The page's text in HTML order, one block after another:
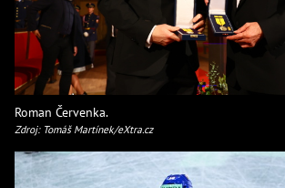
Roman Červenka.
Zdroj: Tomáš Martínek/eXtra.cz